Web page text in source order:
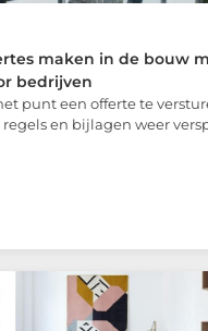
maken in de bouw
bedrijven
punt een offerte te
en bijlagen weer